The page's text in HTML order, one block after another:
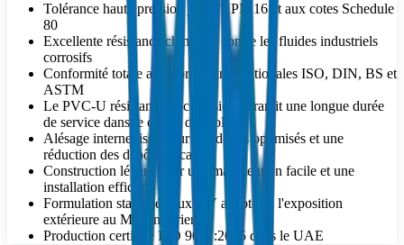
Tolérance haute pression jusqu'à PN 16 et aux cotes Schedule
80
Excellente résistance chimique contre les fluides industriels
corrosifs
Conformité totale aux normes internationales ISO, DIN, BS et
ASTM
Le PVC-U résistant à la corrosion garantit une longue durée
de service dans le climat du Golfe
Alésage interne lisse pour des débits optimisés et une
réduction des dépôts calcaires
Construction légère pour une manutention facile et une
installation efficace
Formulation stabilisée aux UV adaptée à l'exposition
extérieure au Moyen-Orient
Production certifiée ISO 9001:2015 dans le UAE